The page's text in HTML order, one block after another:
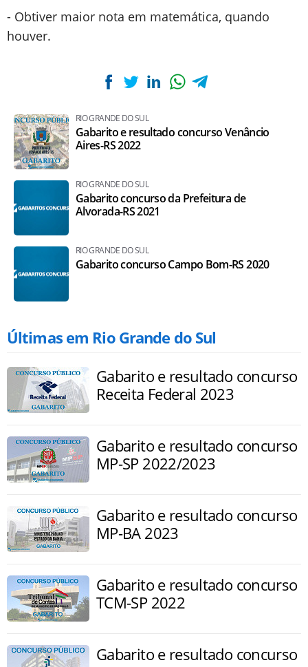
- Obtiver maior nota em matemática, quando
houver.
RIO GRANDE DO SUL
Gabarito e resultado concurso Venâncio
Aires-RS 2022
RIO GRANDE DO SUL
Gabarito concurso da Prefeitura de
Alvorada-RS 2021
RIO GRANDE DO SUL
Gabarito concurso Campo Bom-RS 2020
Últimas em Rio Grande do Sul
Gabarito e resultado concurso
Receita Federal 2023
Gabarito e resultado concurso
MP-SP 2022/2023
Gabarito e resultado concurso
MP-BA 2023
Gabarito e resultado concurso
TCM-SP 2022
Gabarito e resultado concurso